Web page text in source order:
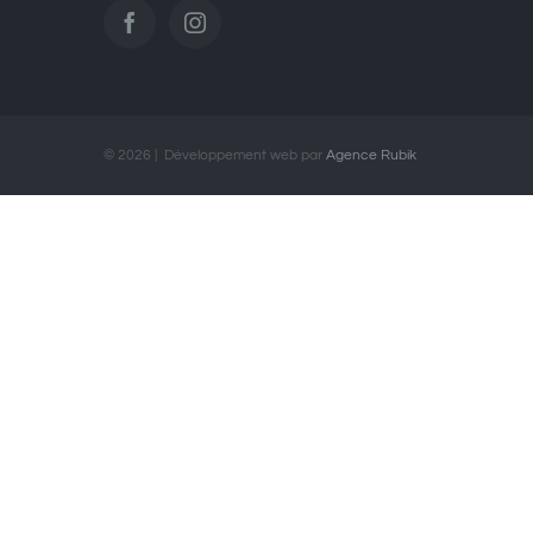
© 2026 | Développement web par Agence Rubik